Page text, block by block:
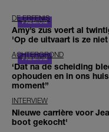
DE ERFENIS
Amy’s zus voert al
'Op de uitvaart is ze
ACHTERGROND
‘Dat na de scheiding
ophouden en in ons
moment’’
INTERVIEW
Nieuwe carrière voor
boot gekocht'